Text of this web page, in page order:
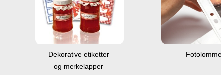
Dekorative etiketter
og merkelapper